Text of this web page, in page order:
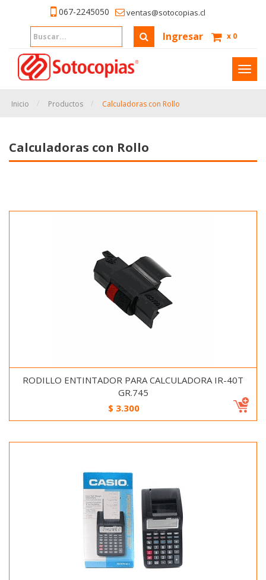
067-2245050 ventas@sotocopias.cl
Ingresar x 0
Inicio Productos Calculadoras con Rollo
Calculadoras con Rollo
RODILLO ENTINTADOR PARA CALCULADORA IR-40T
GR.745
$ 3.300